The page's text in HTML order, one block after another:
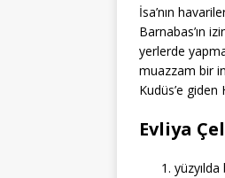
İsa’nın
Barnabas’ın
yerlerde
muazzam bir
Kudüs’e
Evliya